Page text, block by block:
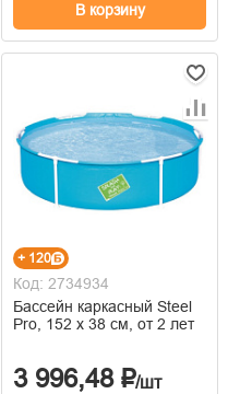
В корзину
+ 120
Код: 2734934
Бассейн каркасный Steel
Pro, 152 х 38 см, от 2 лет
3 996,48 ₽/шт